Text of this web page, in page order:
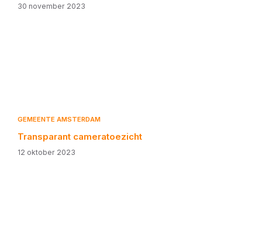
30 november 2023
GEMEENTE AMSTERDAM
Transparant cameratoezicht
12 oktober 2023